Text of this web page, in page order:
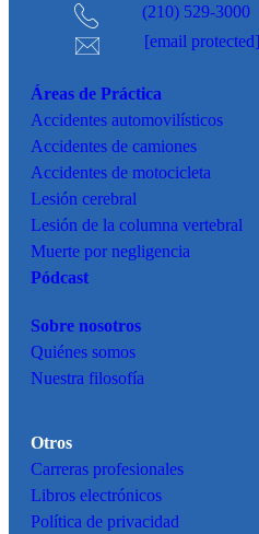
(210) 529-3000
[email protected]
Áreas de Práctica
Accidentes automovilísticos
Accidentes de camiones
Accidentes de motocicleta
Lesión cerebral
Lesión de la columna vertebral
Muerte por negligencia
Pódcast
Sobre nosotros
Quiénes somos
Nuestra filosofía
Otros
Carreras profesionales
Libros electrónicos
Política de privacidad